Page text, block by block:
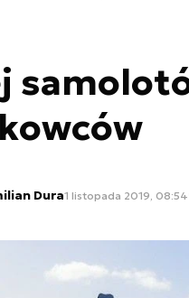
Dura1 listopada 2019, 08:54